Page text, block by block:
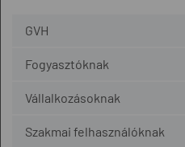
GVH
Fogyasztóknak
Vállalkozásoknak
Szakmai felhasználóknak